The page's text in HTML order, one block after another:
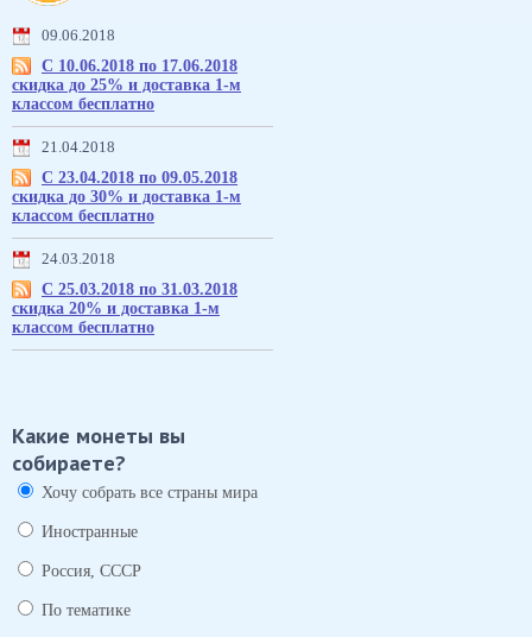
09.06.2018
С 10.06.2018 по 17.06.2018
скидка до 25% и доставка 1-м
классом бесплатно
21.04.2018
С 23.04.2018 по 09.05.2018
скидка до 30% и доставка 1-м
классом бесплатно
24.03.2018
С 25.03.2018 по 31.03.2018
скидка 20% и доставка 1-м
классом бесплатно
Какие монеты вы
собираете?
Хочу собрать все страны мира
Иностранные
Россия, СССР
По тематике